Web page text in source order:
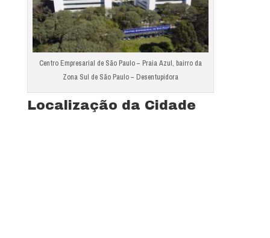
Centro Empresarial de São Paulo – Praia Azul, bairro da
Zona Sul de São Paulo – Desentupidora
Localização da Cidade